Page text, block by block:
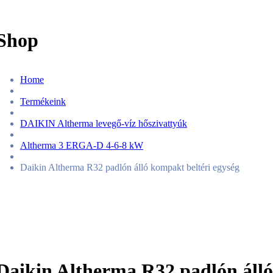
Home
Termékeink
DAIKIN Altherma levegő-víz hőszivattyúk
Altherma 3 ERGA-D 4-6-8 kW
Daikin Altherma R32 padlón álló kompakt beltéri egység